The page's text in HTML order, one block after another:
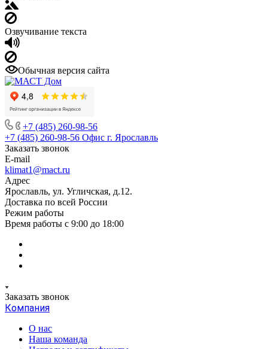
Озвучивание текста
Обычная версия сайта
+7 (485) 260-98-56
+7 (485) 260-98-56 Офис г. Ярославль
Заказать звонок
E-mail
klimat1@mact.ru
Адрес
Ярославль, ул. Угличская, д.12.
Доставка по всей России
Режим работы
Время работы с 9:00 до 18:00
Заказать звонок
Компания
О нас
Наша команда